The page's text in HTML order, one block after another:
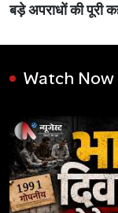
बड़े अपराधों की पूरी
Watch Now